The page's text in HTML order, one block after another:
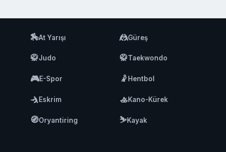
🏇At Yarışı 🤼Güreş
🥋Judo 🥋Taekwondo
🎮E-Spor 🤾 Hentbol
🤺Eskrim 🚣Kano-Kürek
🧭Oryantiring ⛷️Kayak